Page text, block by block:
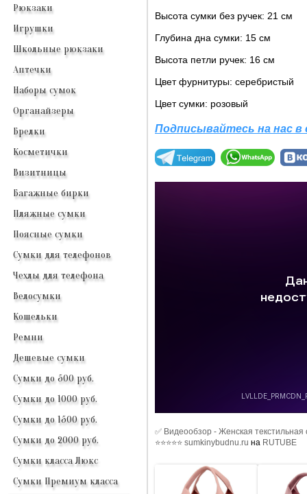
Рюкзаки
Игрушки
Школьные рюкзаки
Аптечки
Наборы сумок
Органайзеры
Брелки
Косметички
Визитницы
Багажные бирки
Пляжные сумки
Поясные сумки
Сумки для телефонов
Чехлы для телефона
Велосумки
Кошельки
Ремни
Дешевые сумки
Сумки до 500 руб.
Сумки до 1000 руб.
Сумки до 1500 руб.
Сумки до 2000 руб.
Сумки класса Люкс
Сумки Премиум класса
Высота сумки без ручек: 21 см
Глубина дна сумки: 15 см
Высота петли ручек: 16 см
Цвет фурнитуры: серебристый
Цвет сумки: розовый
Подписывайтесь на нас
✅ Видеообзор - Женская
⭐⭐⭐⭐⭐ sumkinybudnu.ru на RUTUBE